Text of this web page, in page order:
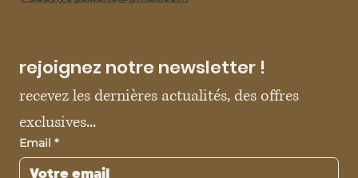
rejoignez notre newsletter !
recevez les dernières actualités, des offres
exclusives...
Email *